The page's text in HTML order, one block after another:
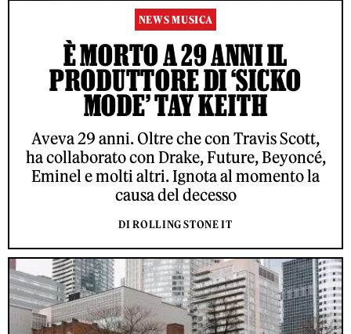
NEWS MUSICA
È MORTO A 29 ANNI IL
PRODUTTORE DI ‘SICKO
MODE’ TAY KEITH
Aveva 29 anni. Oltre che con Travis Scott,
ha collaborato con Drake, Future, Beyoncé,
Eminel e molti altri. Ignota al momento la
causa del decesso
DI ROLLING STONE IT